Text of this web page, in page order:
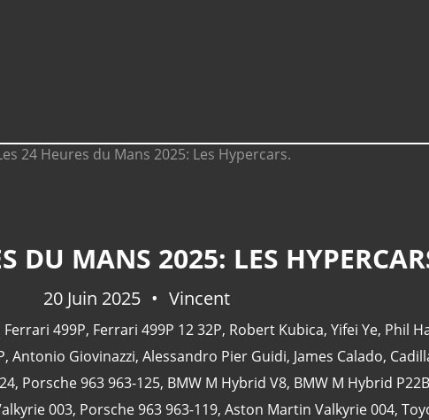
DU MANS 2025: LES
20 Juin 2025 Vincent
Ferrari 499P, Ferrari 499P 12 32P, Robert Kubica, Yifei Ye, Phil
, Antonio Giovinazzi, Alessandro Pier Guidi, James Calado,
, Porsche 963 963-125, BMW M Hybrid V8, BMW M Hybrid
003, Porsche 963 963-119, Aston Martin Valkyrie 004,